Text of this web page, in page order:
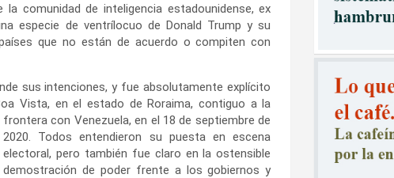
comunidad de inteligencia estadounidense, ex
especie de ventrílocuo de Donald Trump y su
que no están de acuerdo o compiten con
sus intenciones, y fue absolutamente explícito
Vista, enel estado de Roraima, contiguo a la
frontera con Venezuela, en el 18 de septiembre de
2020. Todos entendieron su puesta en escena
electoral, pero también fue claro en la ostensible
demostración de poder frente a los gobiernos y